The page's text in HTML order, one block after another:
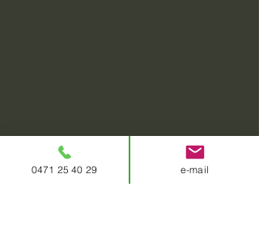
0471 25 40 29 e-mail